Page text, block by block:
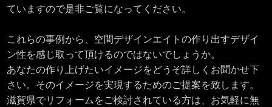
ていますので是非ご覧になってください。
これらの事例から、空間デザインエイトの作り出すデザイ
ン性を感じ取って頂けるのではないでしょうか。
あなたの作り上げたいイメージをどうぞ詳しくお聞かせ下
さい。そのイメージを実現するためのご提案を致します。
滋賀県でリフォームをご検討されている方は、お気軽に無